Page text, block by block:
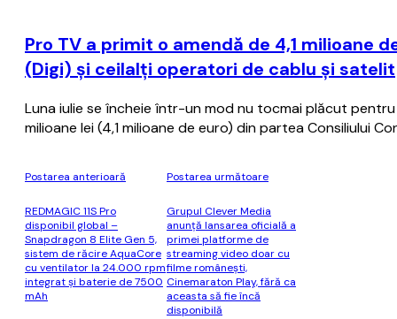
Pro TV a primit o amendă de 4,1 milioane
(Digi) şi ceilalţi operatori de cablu şi satelit
Luna iulie se încheie într-un mod nu tocmai plăcut
milioane lei (4,1 milioane de euro) din partea Consiliului
Postarea anterioară
REDMAGIC 11S Pro
disponibil global –
Snapdragon 8 Elite Gen 5,
sistem de răcire AquaCore
cu ventilator la 24.000 rpm
integrat și baterie de 7500
mAh
Postarea următoare
Grupul Clever Media
anunţă lansarea oficială a
primei platforme de
streaming video doar cu
filme româneşti,
Cinemaraton Play, fără ca
aceasta să fie încă
disponibilă